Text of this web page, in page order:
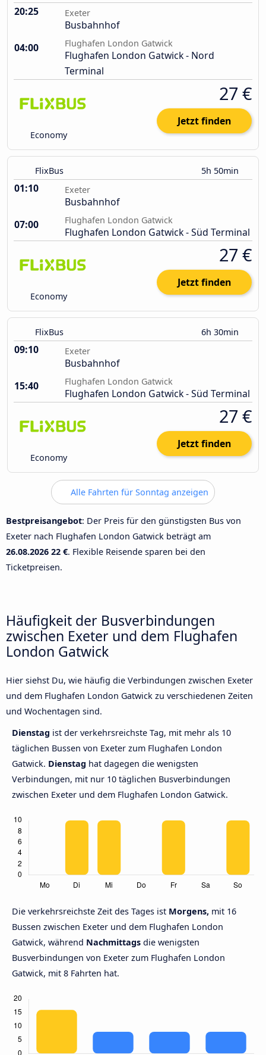
20:25 Exeter
Busbahnhof
04:00
Flughafen London Gatwick
Flughafen London Gatwick - Nord
Terminal
Economy
27 €
Jetzt finden
FlixBus 5h 50min
01:10 Exeter
Busbahnhof
07:00
Flughafen London Gatwick
Flughafen London Gatwick - Süd Terminal
Economy
27 €
Jetzt finden
FlixBus 6h 30min
09:10 Exeter
Busbahnhof
15:40
Flughafen London Gatwick
Flughafen London Gatwick - Süd Terminal
Economy
27 €
Jetzt finden
Alle Fahrten für Sonntag anzeigen
Bestpreisangebot: Der Preis für den günstigsten Bus von
Exeter nach Flughafen London Gatwick beträgt am
26.08.2026 22 €. Flexible Reisende sparen bei den
Ticketpreisen.
Häufigkeit der Busverbindungen
zwischen Exeter und dem Flughafen
London Gatwick
Hier siehst Du, wie häufig die Verbindungen zwischen Exeter
und dem Flughafen London Gatwick zu verschiedenen Zeiten
und Wochentagen sind.
Dienstag ist der verkehrsreichste Tag, mit mehr als 10
täglichen Bussen von Exeter zum Flughafen London
Gatwick. Dienstag hat dagegen die wenigsten
Verbindungen, mit nur 10 täglichen Busverbindungen
zwischen Exeter und dem Flughafen London Gatwick.
Die verkehrsreichste Zeit des Tages ist Morgens, mit 16
Bussen zwischen Exeter und dem Flughafen London
Gatwick, während Nachmittags die wenigsten
Busverbindungen von Exeter zum Flughafen London
Gatwick, mit 8 Fahrten hat.